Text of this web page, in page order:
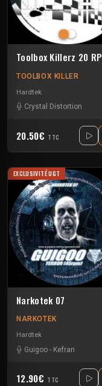
Toolbox Killerz 20 RP
TOOLBOX KILLER
Hardtek
Crystal Distortion
20.50€ TTC
EXCLUSIVITÉ UGT
Narkotek 07
NARKOTEK
Hardtek
Guigoo - Kefran
12.90€ TTC